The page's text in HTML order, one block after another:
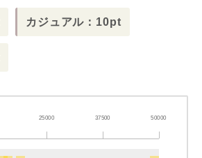
カジュアル：10pt
25000 37500 50000